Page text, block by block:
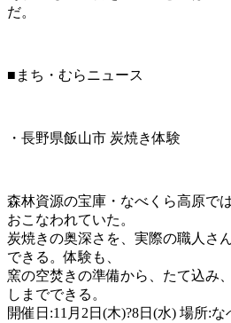
だ。
■まち・むらニュース
・長野県飯山市 炭焼き体験
森林資源の宝庫・なべくら高原で
おこなわれていた。
炭焼きの奥深さを、実際の職人さ
できる。体験も、
窯の空焚きの準備から、たて込み
しまでできる。
開催日:11月2日(木)?8日(水) 場所: